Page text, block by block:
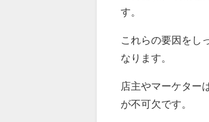
す。
これらの要因をし
なります。
店主やマーケター
が不可欠です。